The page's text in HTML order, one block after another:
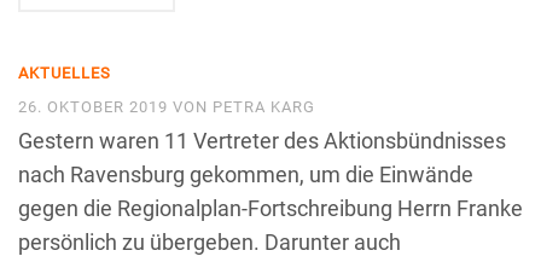
AKTUELLES
26. OKTOBER 2019 VON PETRA KARG
Gestern waren 11 Vertreter des Aktionsbündnisses
nach Ravensburg gekommen, um die Einwände
gegen die Regionalplan-Fortschreibung Herrn Franke
persönlich zu übergeben. Darunter auch